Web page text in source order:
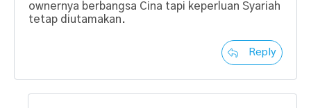
ownernya berbangsa Cina tapi keperluan Syariah
tetap diutamakan.
Reply